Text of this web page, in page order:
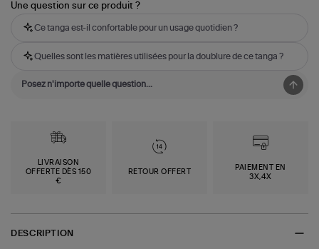
Une question sur ce produit ?
Ce tanga est-il confortable pour un usage quotidien ?
Quelles sont les matières utilisées pour la doublure de ce tanga ?
LIVRAISON
OFFERTE DÈS 150
€
RETOUR OFFERT
PAIEMENT EN
3X,4X
DESCRIPTION